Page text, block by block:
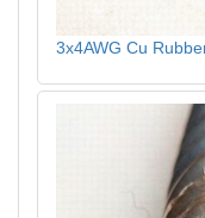
3x4AWG Cu